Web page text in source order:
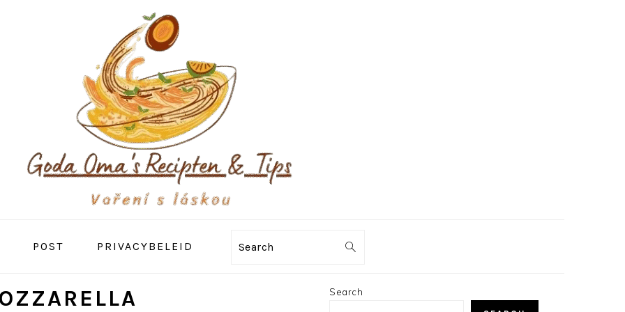
POST PRIVACYBELEID Search
PRIMARY
Search